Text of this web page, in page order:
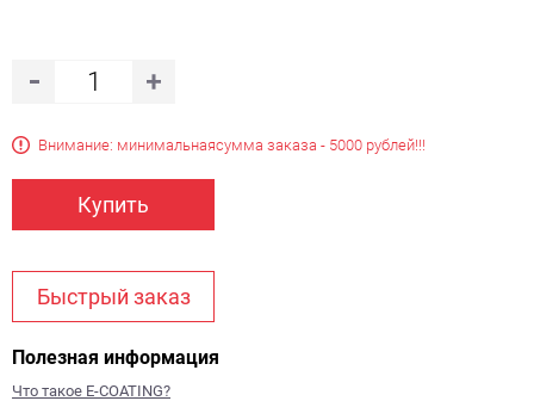
Внимание: минимальнаясумма заказа - 5000 рублей!!!
Купить
Быстрый заказ
Полезная информация
Что такое E-COATING?